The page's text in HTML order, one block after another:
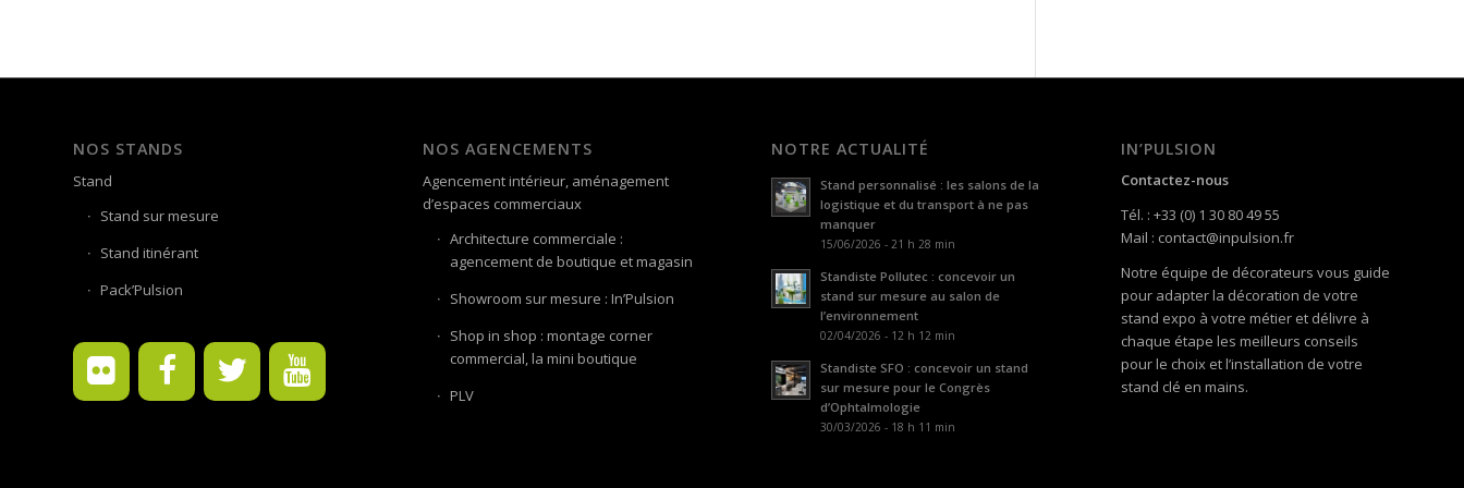
NOS STANDS
Stand
Stand sur mesure
Stand itinérant
Pack’Pulsion
NOS AGENCEMENTS
Agencement intérieur, aménagement
d’espaces commerciaux
Architecture commerciale :
agencement de boutique et magasin
Showroom sur mesure : In’Pulsion
Shop in shop : montage corner
commercial, la mini boutique
PLV
NOTRE ACTUALITÉ
Stand personnalisé : les salons de la
logistique et du transport à ne pas
manquer
15/06/2026 - 21 h 28 min
Standiste Pollutec : concevoir un
stand sur mesure au salon de
l’environnement
02/04/2026 - 12 h 12 min
Standiste SFO : concevoir un stand
sur mesure pour le Congrès
d’Ophtalmologie
30/03/2026 - 18 h 11 min
IN’PULSION
Contactez-nous
Tél. : +33 (0) 1 30 80 49 55
Mail : contact@inpulsion.fr
Notre équipe de décorateurs vous guide
pour adapter la décoration de votre
stand expo à votre métier et délivre à
chaque étape les meilleurs conseils
pour le choix et l’installation de votre
stand clé en mains.